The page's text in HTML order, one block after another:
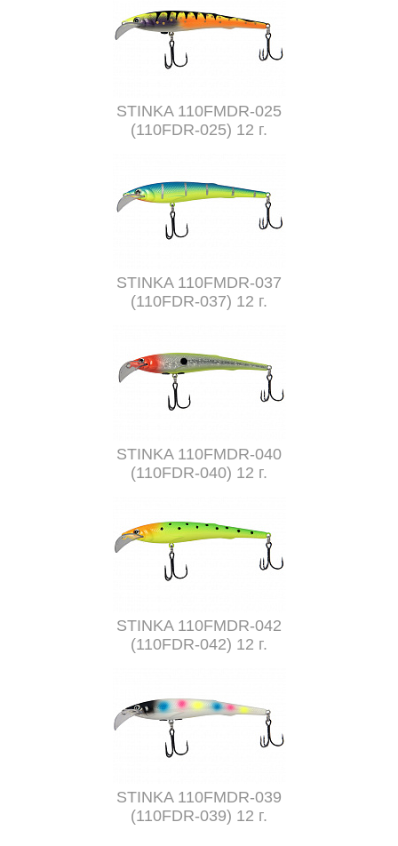
STINKA 110FMDR-025
(110FDR-025) 12 г.
STINKA 110FMDR-037
(110FDR-037) 12 г.
STINKA 110FMDR-040
(110FDR-040) 12 г.
STINKA 110FMDR-042
(110FDR-042) 12 г.
STINKA 110FMDR-039
(110FDR-039) 12 г.